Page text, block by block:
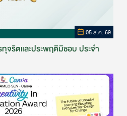
05 ส.ค. 69
จริตและประพฤติมิชอบ ประจำ